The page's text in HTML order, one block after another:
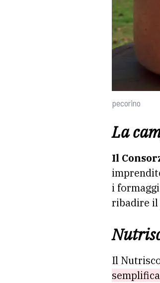
pecorino
La
Il
i
ribadire il
Il